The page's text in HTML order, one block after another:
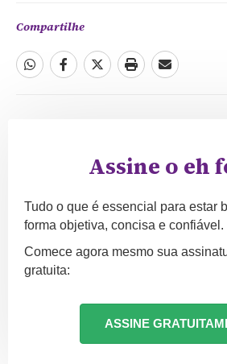
Compartilhe
Assine o eh
Tudo o que é essencial para estar
forma objetiva, concisa e confiável.
Comece agora mesmo sua
gratuita:
ASSINE